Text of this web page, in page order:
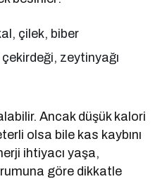
çilek, biber
zeytinyağı
Ancak düşük kalori
olsa bile kas kaybını
ihtiyacı yaşa,
göre dikkatle